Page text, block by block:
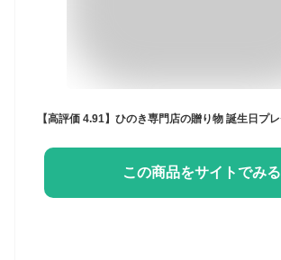
この商品をサイトでみる